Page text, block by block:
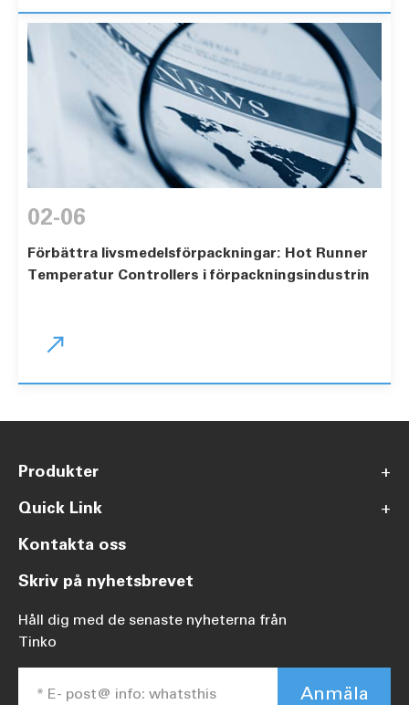
02-06
Förbättra livsmedelsförpackningar: Hot Runner
Temperatur Controllers i förpackningsindustrin

Produkter
+
Quick Link
+
Kontakta oss
Skriv på nyhetsbrevet
Håll dig med de senaste nyheterna från
Tinko
Anmäla